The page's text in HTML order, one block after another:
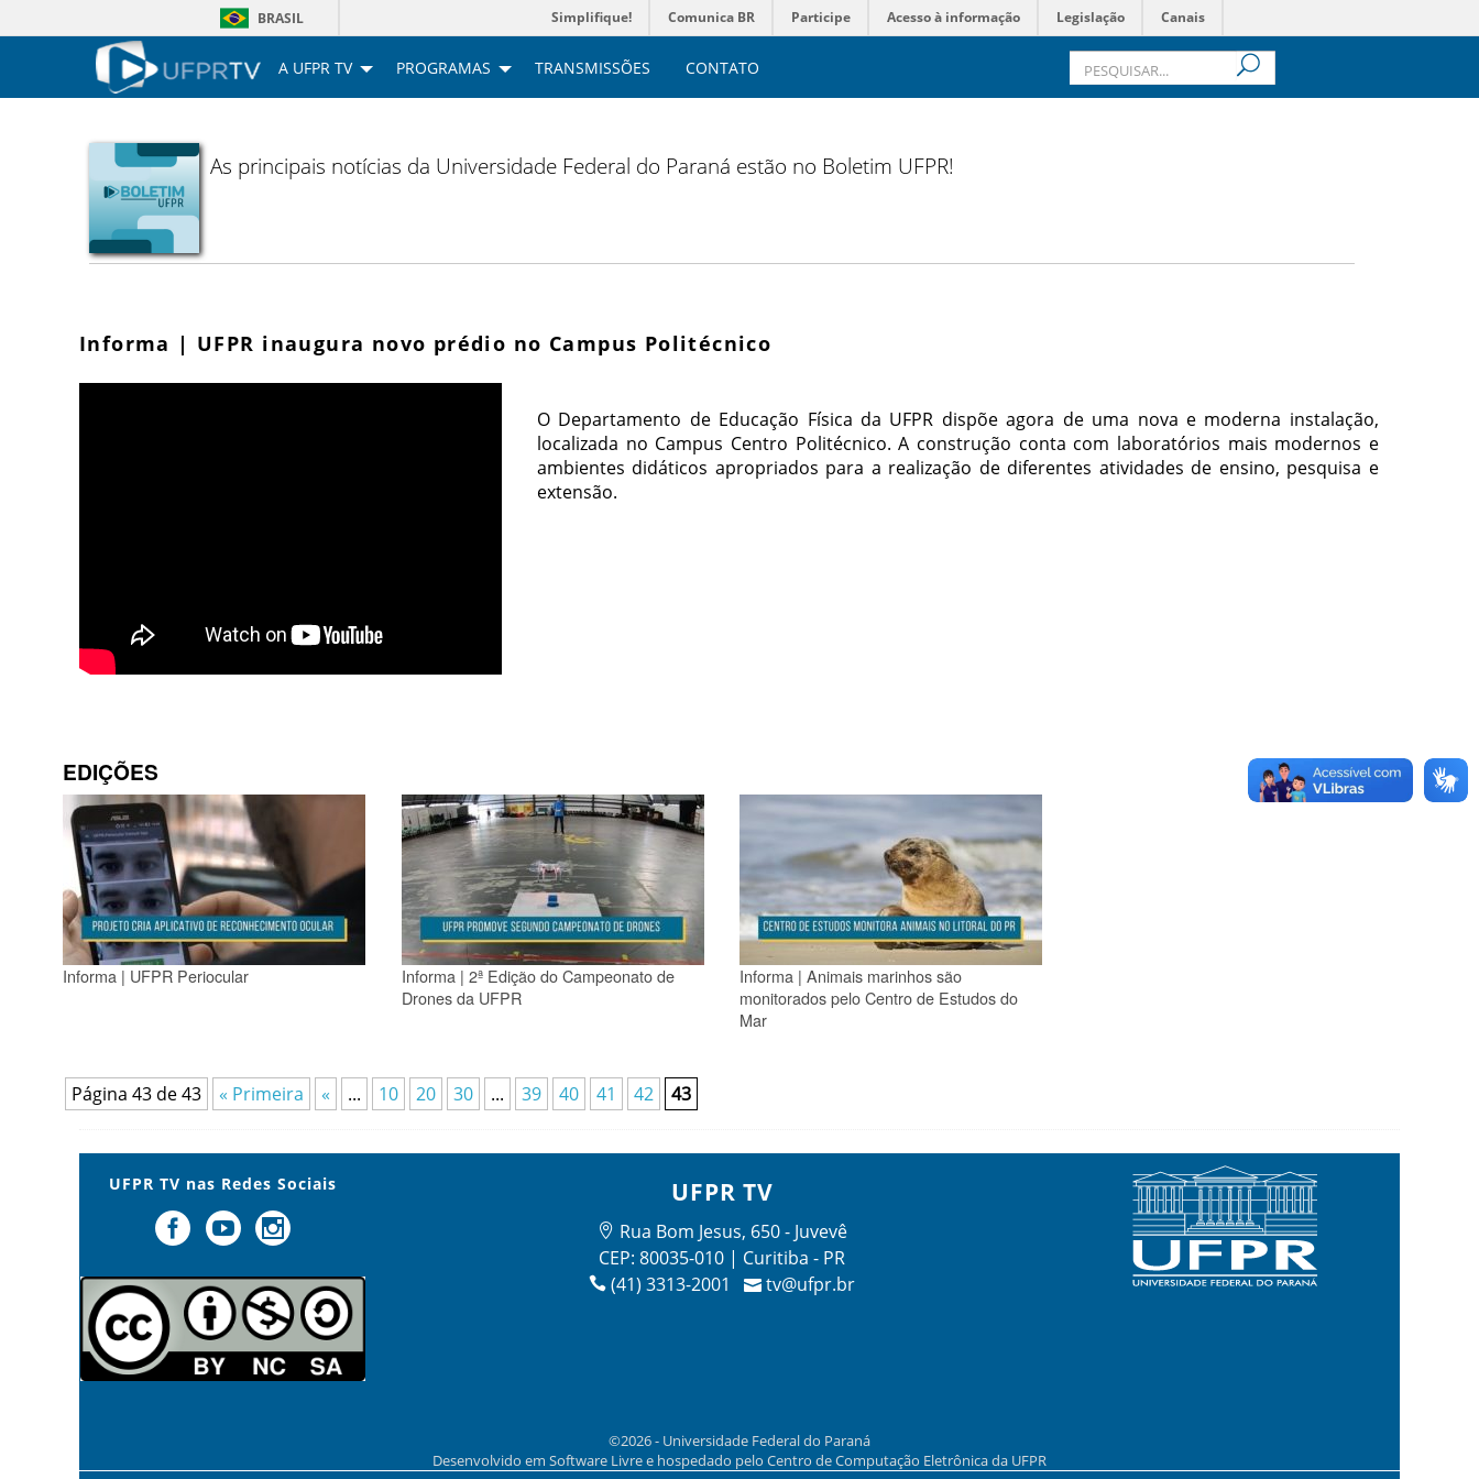
BRASIL Simplifique! Comunica BR Participe Acesso à informação Legislação Canais
A UFPR TV PROGRAMAS TRANSMISSÕES CONTATO
As principais notícias da Universidade Federal do Paraná estão no Boletim UFPR!
Informa | UFPR inaugura novo prédio no Campus Politécnico
O Departamento de Educação Física da UFPR dispõe agora de uma nova e moderna instalação,
localizada no Campus Centro Politécnico. A construção conta com laboratórios mais modernos e
ambientes didáticos apropriados para a realização de diferentes atividades de ensino, pesquisa e
extensão.
EDIÇÕES
Informa | UFPR Periocular
Informa | 2ª Edição do Campeonato de
Drones da UFPR
Informa | Animais marinhos são
monitorados pelo Centro de Estudos do
Mar
Página 43 de 43 « Primeira « ... 10 20 30 ... 39 40 41 42 43
UFPR TV nas Redes Sociais UFPR TV
Rua Bom Jesus, 650 - Juvevê
CEP: 80035-010 | Curitiba - PR
(41) 3313-2001
tv@ufpr.br
©2026 - Universidade Federal do Paraná
Desenvolvido em Software Livre e hospedado pelo Centro de Computação Eletrônica da UFPR